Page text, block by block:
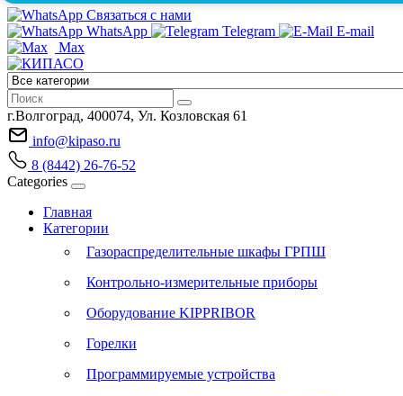
Связаться с нами
WhatsApp
Telegram
E-mail
Max
г.Волгоград, 400074, Ул. Козловская 61
info@kipaso.ru
8 (8442) 26-76-52
Categories
Главная
Категории
Газораспределительные шкафы ГРПШ
Контрольно-измерительные приборы
Оборудование KIPPRIBOR
Горелки
Программируемые устройства